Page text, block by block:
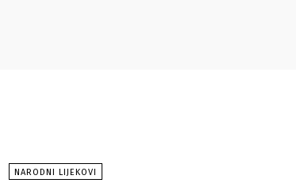
NARODNI LIJEKOVI